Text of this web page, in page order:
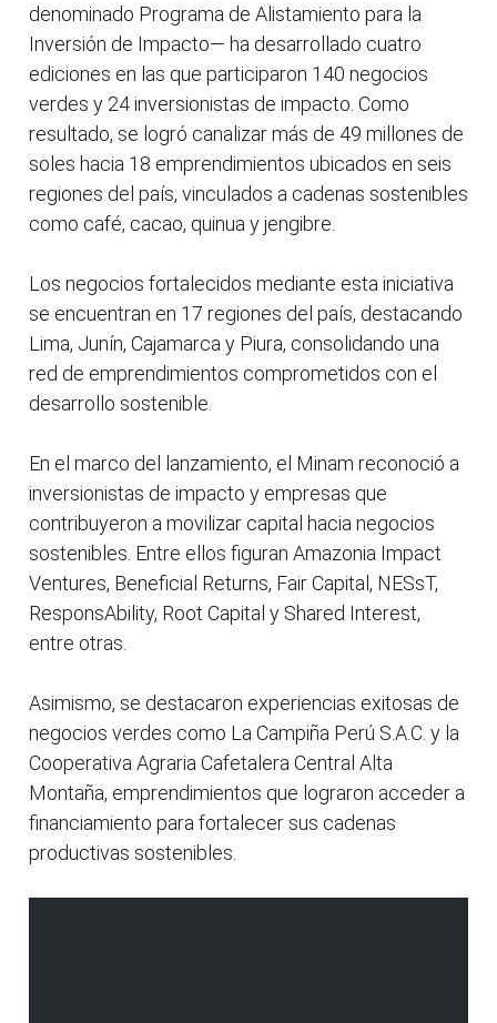
denominado Programa de Alistamiento para la
Inversión de Impacto— ha desarrollado cuatro
ediciones en las que participaron 140 negocios
verdes y 24 inversionistas de impacto. Como
resultado, se logró canalizar más de 49 millones de
soles hacia 18 emprendimientos ubicados en seis
regiones del país, vinculados a cadenas sostenibles
como café, cacao, quinua y jengibre.
Los negocios fortalecidos mediante esta iniciativa
se encuentran en 17 regiones del país, destacando
Lima, Junín, Cajamarca y Piura, consolidando una
red de emprendimientos comprometidos con el
desarrollo sostenible.
En el marco del lanzamiento, el Minam reconoció a
inversionistas de impacto y empresas que
contribuyeron a movilizar capital hacia negocios
sostenibles. Entre ellos figuran Amazonia Impact
Ventures, Beneficial Returns, Fair Capital, NESsT,
ResponsAbility, Root Capital y Shared Interest,
entre otras.
Asimismo, se destacaron experiencias exitosas de
negocios verdes como La Campiña Perú S.A.C. y la
Cooperativa Agraria Cafetalera Central Alta
Montaña, emprendimientos que lograron acceder a
financiamiento para fortalecer sus cadenas
productivas sostenibles.